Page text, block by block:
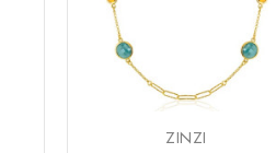
ZINZI